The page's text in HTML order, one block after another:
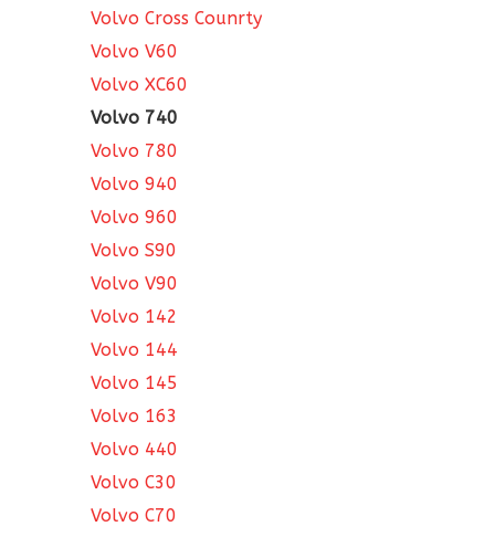
Volvo Cross Counrty
Volvo V60
Volvo XC60
Volvo 740
Volvo 780
Volvo 940
Volvo 960
Volvo S90
Volvo V90
Volvo 142
Volvo 144
Volvo 145
Volvo 163
Volvo 440
Volvo C30
Volvo C70